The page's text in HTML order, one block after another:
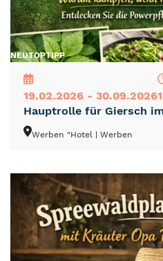
NEUTOPTIPP
19.02.2026 - 30.09.2026
Hauptrolle für Giersch
Werben "Hotel | Werben